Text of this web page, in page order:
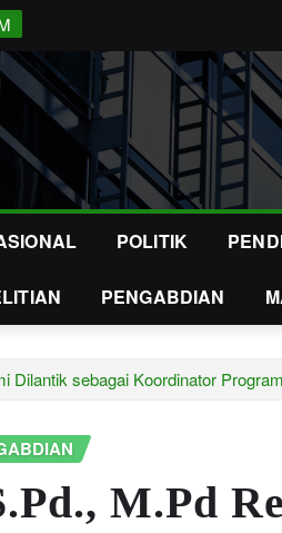
POLITIK
PENGABDIAN
Dilantik sebagai Koordinator
M.Pd